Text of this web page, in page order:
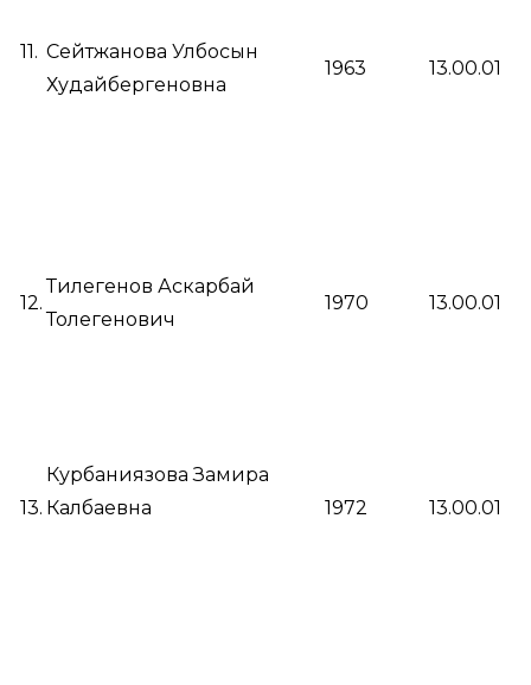
11. Сейтжанова Улбосын
Худайбергеновна
1963 13.00.01
12.
Тилегенов Аскарбай
Толегенович
1970 13.00.01
13.
Курбаниязова Замира
Калбаевна
1972 13.00.01